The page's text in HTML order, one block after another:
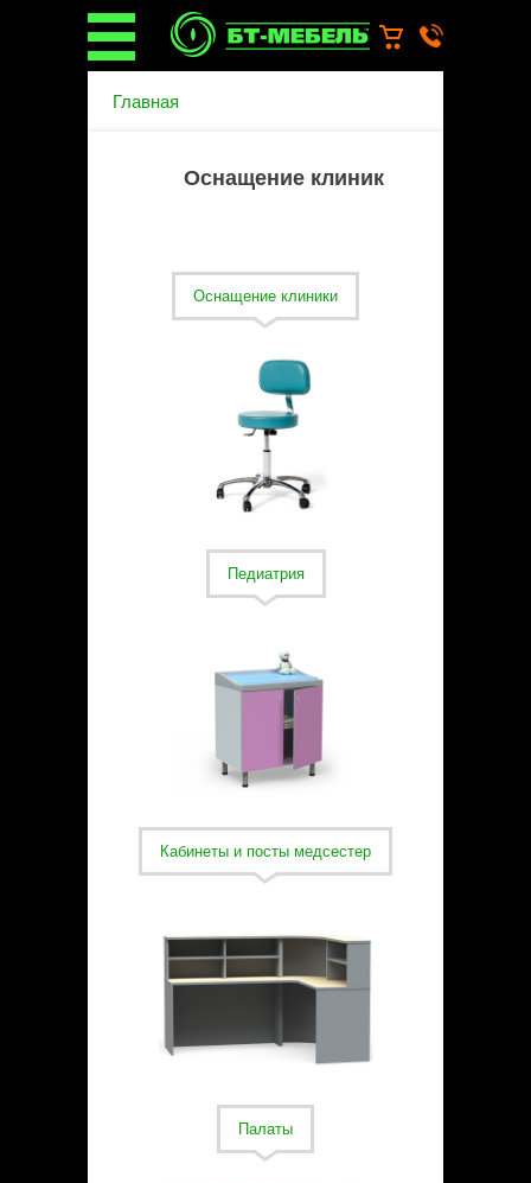
О бренде
Каталог
Ремонт медицинской мебели
Запасные части
Гарантийное обслуживание
Инструкции от производителей
Установка медицинской мебели
Доставка
Наши объекты
Производители
Главная
Оснащение клиник
Оснащение клиники
Педиатрия
Кабинеты и посты медсестер
Палаты